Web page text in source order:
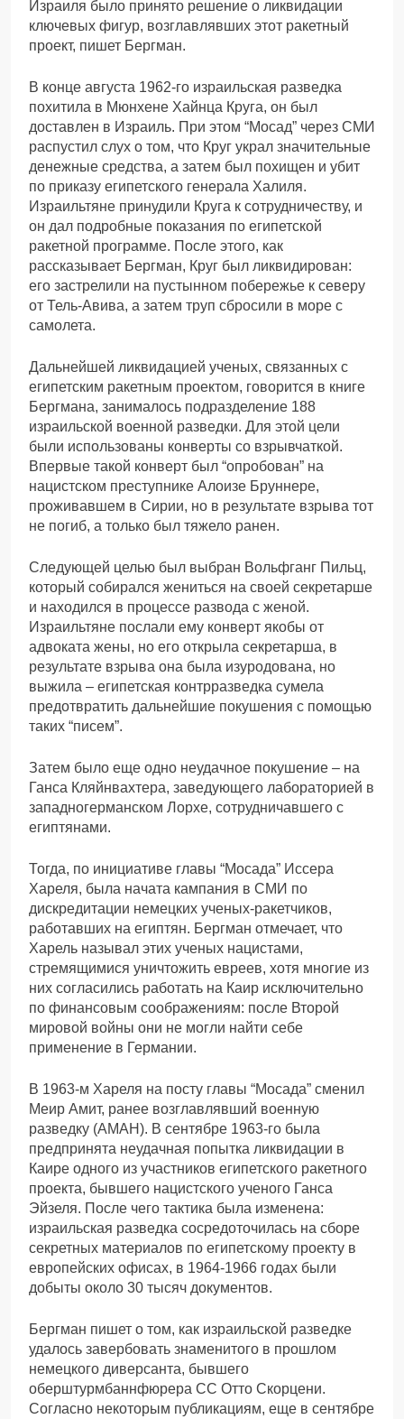
Израиля было принято решение о ликвидации
ключевых фигур, возглавлявших этот ракетный
проект, пишет Бергман.
В конце августа 1962-го израильская разведка
похитила в Мюнхене Хайнца Круга, он был
доставлен в Израиль. При этом “Мосад” через СМИ
распустил слух о том, что Круг украл значительные
денежные средства, а затем был похищен и убит
по приказу египетского генерала Халиля.
Израильтяне принудили Круга к сотрудничеству, и
он дал подробные показания по египетской
ракетной программе. После этого, как
рассказывает Бергман, Круг был ликвидирован:
его застрелили на пустынном побережье к северу
от Тель-Авива, а затем труп сбросили в море с
самолета.
Дальнейшей ликвидацией ученых, связанных с
египетским ракетным проектом, говорится в книге
Бергмана, занималось подразделение 188
израильской военной разведки. Для этой цели
были использованы конверты со взрывчаткой.
Впервые такой конверт был “опробован” на
нацистском преступнике Алоизе Бруннере,
проживавшем в Сирии, но в результате взрыва тот
не погиб, а только был тяжело ранен.
Следующей целью был выбран Вольфганг Пильц,
который собирался жениться на своей секретарше
и находился в процессе развода с женой.
Израильтяне послали ему конверт якобы от
адвоката жены, но его открыла секретарша, в
результате взрыва она была изуродована, но
выжила – египетская контрразведка сумела
предотвратить дальнейшие покушения с помощью
таких “писем”.
Затем было еще одно неудачное покушение – на
Ганса Кляйнвахтера, заведующего лабораторией в
западногерманском Лорхе, сотрудничавшего с
египтянами.
Тогда, по инициативе главы “Мосада” Иссера
Хареля, была начата кампания в СМИ по
дискредитации немецких ученых-ракетчиков,
работавших на египтян. Бергман отмечает, что
Харель называл этих ученых нацистами,
стремящимися уничтожить евреев, хотя многие из
них согласились работать на Каир исключительно
по финансовым соображениям: после Второй
мировой войны они не могли найти себе
применение в Германии.
В 1963-м Хареля на посту главы “Мосада” сменил
Меир Амит, ранее возглавлявший военную
разведку (АМАН). В сентябре 1963-го была
предпринята неудачная попытка ликвидации в
Каире одного из участников египетского ракетного
проекта, бывшего нацистского ученого Ганса
Эйзеля. После чего тактика была изменена:
израильская разведка сосредоточилась на сборе
секретных материалов по египетскому проекту в
европейских офисах, в 1964-1966 годах были
добыты около 30 тысяч документов.
Бергман пишет о том, как израильской разведке
удалось завербовать знаменитого в прошлом
немецкого диверсанта, бывшего
оберштурмбаннфюрера СС Отто Скорцени.
Согласно некоторым публикациям, еще в сентябре